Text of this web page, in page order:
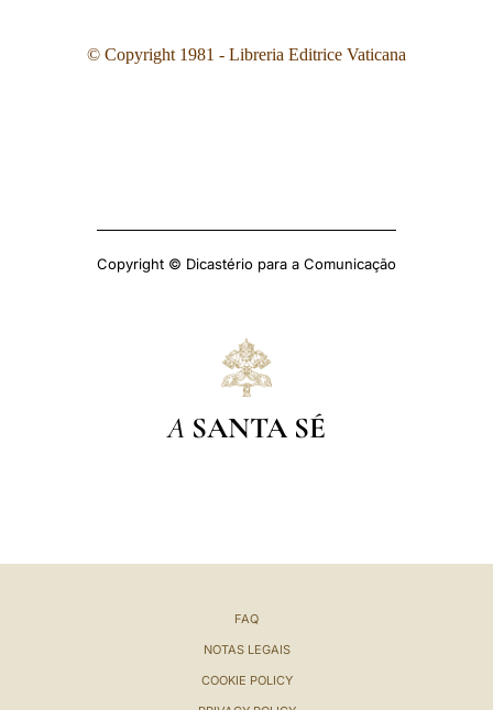
© Copyright 1981 - Libreria Editrice Vaticana
Copyright © Dicastério para a Comunicação
A SANTA SÉ
FAQ
NOTAS LEGAIS
COOKIE POLICY